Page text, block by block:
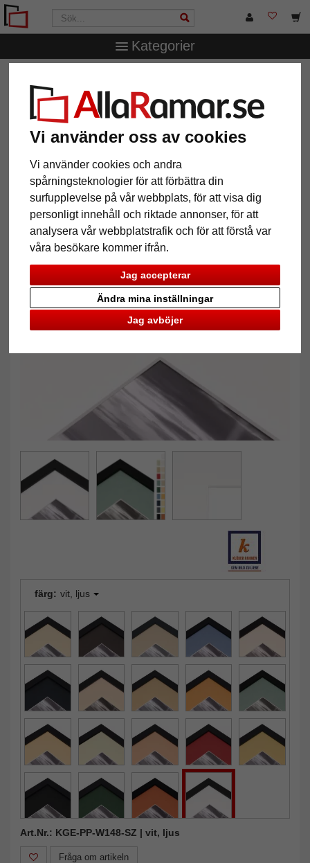
Vi använder oss av cookies
Vi använder cookies och andra
spårningsteknologier för att förbättra din
surfupplevelse på vår webbplats, för att visa dig
personligt innehåll och riktade annonser, för att
analysera vår webbplatstrafik och för att förstå var
våra besökare kommer ifrån.
Jag accepterar
Jag avböjer
Ändra mina inställningar
Kategorier
1,3 mm passepartout efter mått
1,3 mm passepartout efter mått
Pictures Preview
Tillbaka
färg: vit, ljus
Art.Nr.: KGE-PP-W148-SZ | vit, ljus
Fråga om artikeln